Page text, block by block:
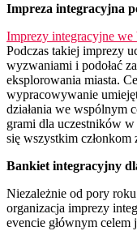
Impreza integracyjna
Imprezy integracyjne we
Podczas takiej imprezy
wyzwaniami i podołać
eksplorowania miasta.
wypracowywanie
działania we wspólnym
grami dla uczestników
się wszystkim członkom
Bankiet integracyjny
Niezależnie od pory
organizacja imprezy
evencie głównym celem